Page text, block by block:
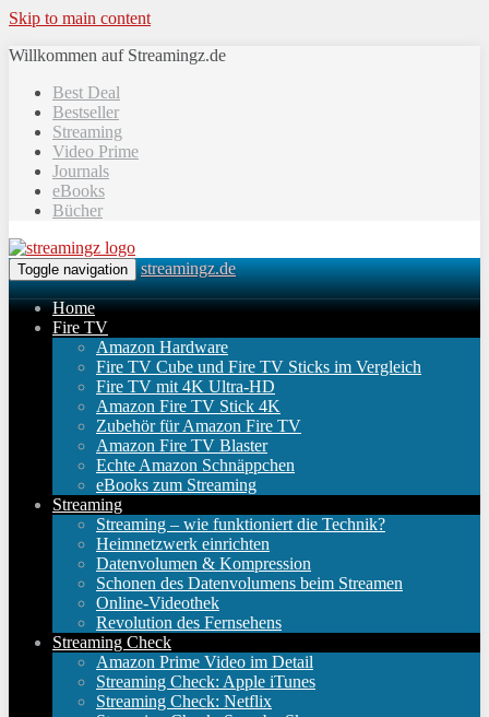
Skip to main content
Willkommen auf Streamingz.de
Best Deal
Bestseller
Streaming
Video Prime
Journals
eBooks
Bücher
Toggle navigation streamingz.de
Home
Fire TV
Amazon Hardware
Fire TV Cube und Fire TV Sticks im Vergleich
Fire TV mit 4K Ultra-HD
Amazon Fire TV Stick 4K
Zubehör für Amazon Fire TV
Amazon Fire TV Blaster
Echte Amazon Schnäppchen
eBooks zum Streaming
Streaming
Streaming – wie funktioniert die Technik?
Heimnetzwerk einrichten
Datenvolumen & Kompression
Schonen des Datenvolumens beim Streamen
Online-Videothek
Revolution des Fernsehens
Streaming Check
Amazon Prime Video im Detail
Streaming Check: Apple iTunes
Streaming Check: Netflix